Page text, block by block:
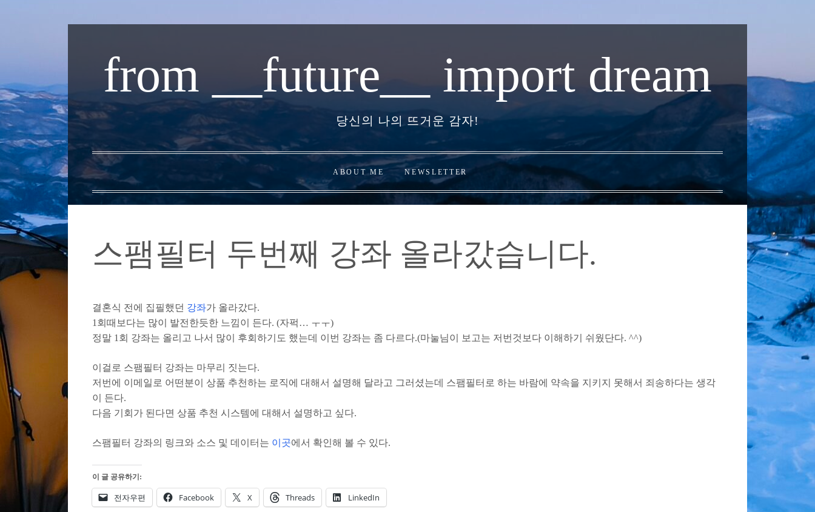
로
가
기
from __future__ import dream
당신의 나의 뜨거운 감자!
ABOUT ME NEWSLETTER
스팸필터 두번째 강좌 올라갔습니다.
결혼식 전에 집필했던 강좌가 올라갔다.
1회때보다는 많이 발전한듯한 느낌이 든다. (자퍽… ㅜㅜ)
정말 1회 강좌는 올리고 나서 많이 후회하기도 했는데 이번 강좌는 좀 다르다.(마눌님이 보고는 저번것보다 이해하기 쉬웠단다. ^^)
이걸로 스팸필터 강좌는 마무리 짓는다.
저번에 이메일로 어떤분이 상품 추천하는 로직에 대해서 설명해 달라고 그러셨는데 스팸필터로 하는 바람에 약속을 지키지 못해서 죄송하다는 생각
이 든다.
다음 기회가 된다면 상품 추천 시스템에 대해서 설명하고 싶다.
스팸필터 강좌의 링크와 소스 및 데이터는 이곳에서 확인해 볼 수 있다.
이 글 공유하기:
전자우편 Facebook X Threads LinkedIn